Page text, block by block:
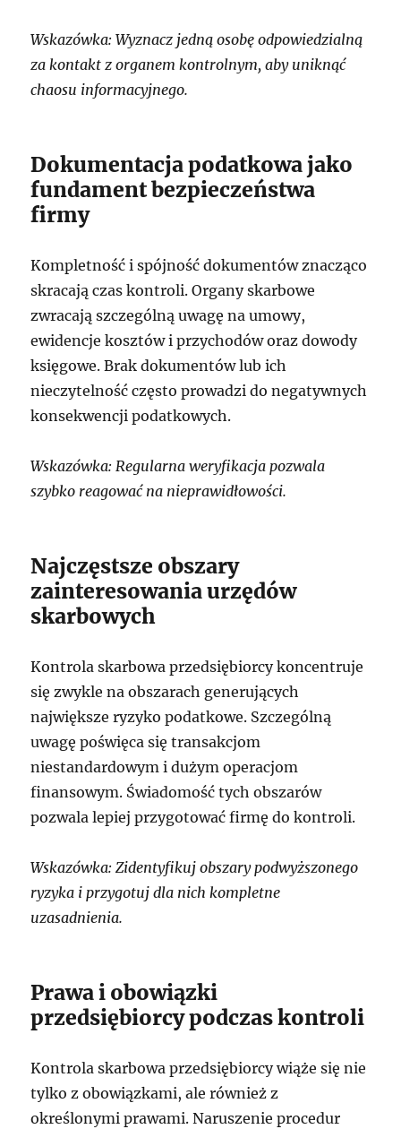
Wskazówka: Wyznacz jedną osobę odpowiedzialną
za kontakt z organem kontrolnym, aby uniknąć
chaosu informacyjnego.
Dokumentacja podatkowa jako
fundament bezpieczeństwa
firmy
Kompletność i spójność dokumentów znacząco
skracają czas kontroli. Organy skarbowe
zwracają szczególną uwagę na umowy,
ewidencje kosztów i przychodów oraz dowody
księgowe. Brak dokumentów lub ich
nieczytelność często prowadzi do negatywnych
konsekwencji podatkowych.
Wskazówka: Regularna weryfikacja pozwala
szybko reagować na nieprawidłowości.
Najczęstsze obszary
zainteresowania urzędów
skarbowych
Kontrola skarbowa przedsiębiorcy koncentruje
się zwykle na obszarach generujących
największe ryzyko podatkowe. Szczególną
uwagę poświęca się transakcjom
niestandardowym i dużym operacjom
finansowym. Świadomość tych obszarów
pozwala lepiej przygotować firmę do kontroli.
Wskazówka: Zidentyfikuj obszary podwyższonego
ryzyka i przygotuj dla nich kompletne
uzasadnienia.
Prawa i obowiązki
przedsiębiorcy podczas kontroli
Kontrola skarbowa przedsiębiorcy wiąże się nie
tylko z obowiązkami, ale również z
określonymi prawami. Naruszenie procedur